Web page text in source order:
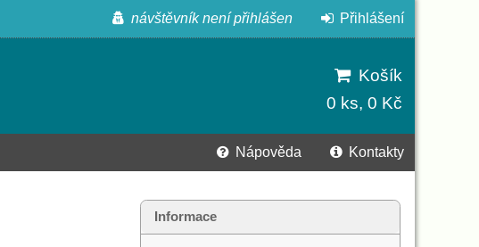
Košík
0 ks, 0 Kč
návštěvník není přihlášen Přihlášení
Nápověda Kontakty
Informace